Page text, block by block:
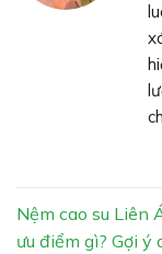
Nệm cao su Liên
ưu điểm gì? Gợi ý